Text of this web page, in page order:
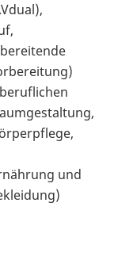
und